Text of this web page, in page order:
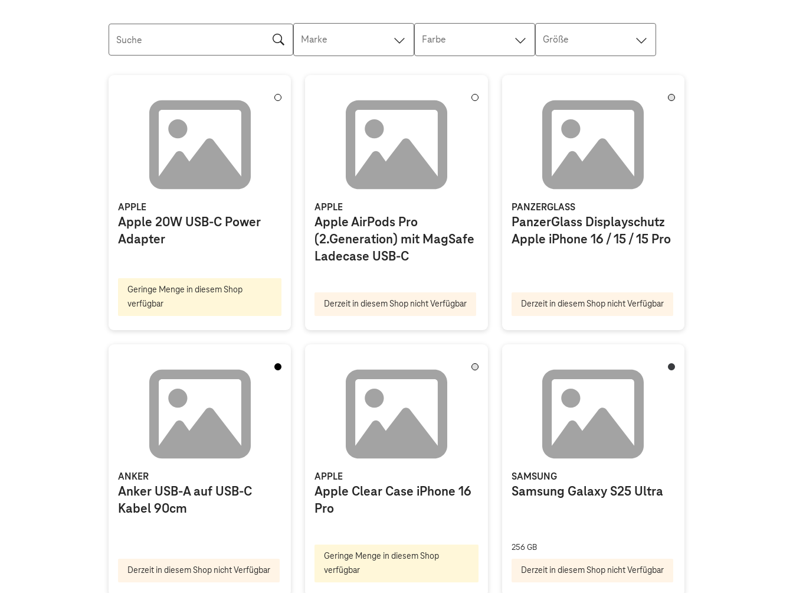
Suche Marke Farbe Größe
Weiß
APPLE
Apple 20W USB-C Power
Adapter
Geringe Menge in diesem Shop
verfügbar
Weiß
APPLE
Apple AirPods Pro
(2.Generation) mit MagSafe
Ladecase USB-C
Derzeit in diesem Shop nicht Verfügbar
Transparent
PANZERGLASS
PanzerGlass Displayschutz
Apple iPhone 16 / 15 / 15 Pro
Derzeit in diesem Shop nicht Verfügbar
Schwarz
ANKER
Anker USB-A auf USB-C
Kabel 90cm
Derzeit in diesem Shop nicht Verfügbar
Transparent
APPLE
Apple Clear Case iPhone 16
Pro
Geringe Menge in diesem Shop
verfügbar
Titanium Black
SAMSUNG
Samsung Galaxy S25 Ultra
256 GB
Derzeit in diesem Shop nicht Verfügbar